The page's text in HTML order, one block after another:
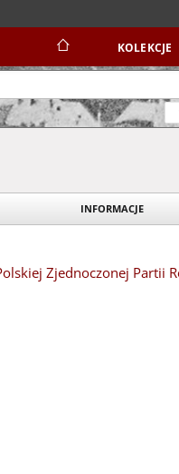
KOLEKCJE
INFORMACJE
Zjednoczonej Partii